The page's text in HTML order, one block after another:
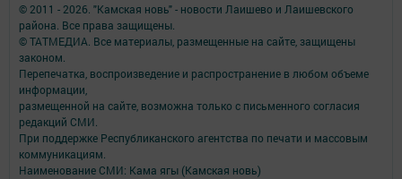
© 2011 - 2026. "Камская новь" - новости Лаишево и Лаишевского
района. Все права защищены.
© ТАТМЕДИА. Все материалы, размещенные на сайте, защищены
законом.
Перепечатка, воспроизведение и распространение в любом объеме
информации,
размещенной на сайте, возможна только с письменного согласия
редакций СМИ.
При поддержке Республиканского агентства по печати и массовым
коммуникациям.
Наименование СМИ: Кама ягы (Камская новь)